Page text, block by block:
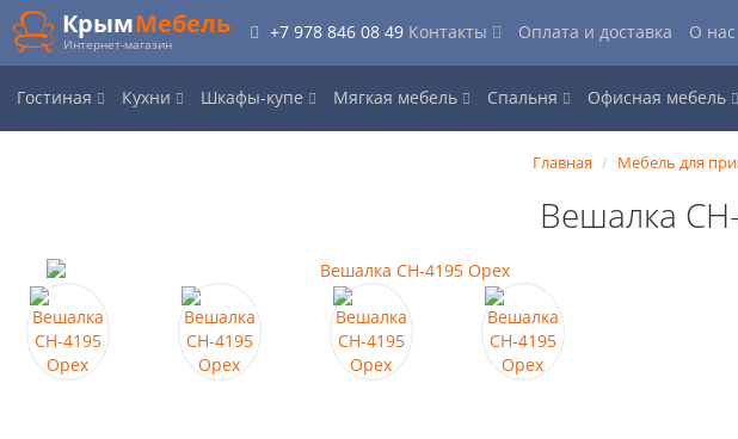
КрымМебель
Интернет-магазин
+7 978 846 08 49 Контакты Оплата и доставка О нас
Гостиная Кухни Шкафы-купе Мягкая мебель Спальня Офисная мебель
Главная Мебель для
Вешалка